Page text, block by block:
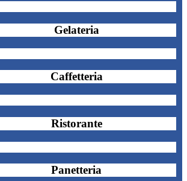
Gelateria
Caffetteria
Ristorante
Panetteria